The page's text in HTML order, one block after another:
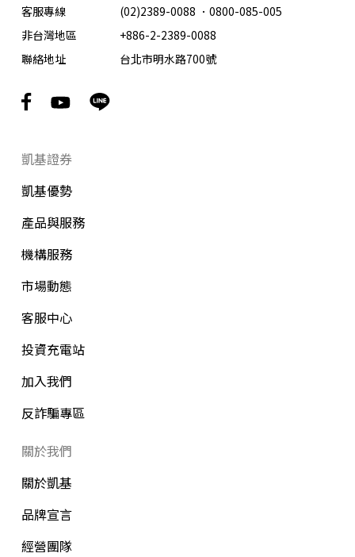
客服專線 (02)2389-0088 ． 0800-085-005
非台灣地區
+886-2-2389-0088
聯絡地址
台北市明水路700號
凱基證券
凱基優勢
產品與服務
機構服務
市場動態
客服中心
投資充電站
加入我們
反詐騙專區
關於我們
關於凱基
品牌宣言
經營團隊